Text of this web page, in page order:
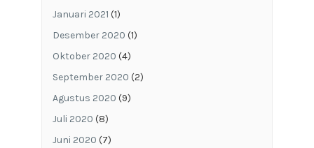
Januari 2021 (1)
Desember 2020 (1)
Oktober 2020 (4)
September 2020 (2)
Agustus 2020 (9)
Juli 2020 (8)
Juni 2020 (7)